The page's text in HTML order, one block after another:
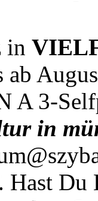
in
ab
A 3-
in
Du